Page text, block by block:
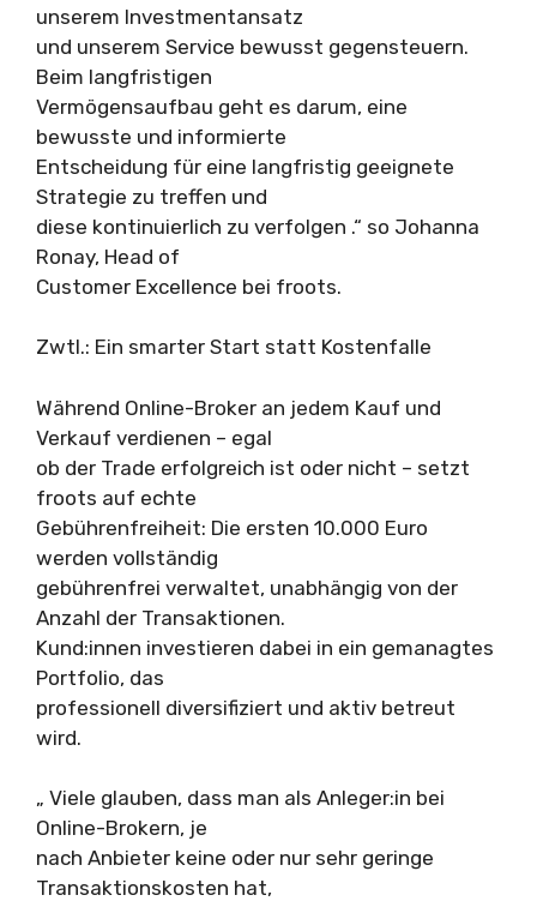
unserem Investmentansatz
und unserem Service bewusst gegensteuern.
Beim langfristigen
Vermögensaufbau geht es darum, eine
bewusste und informierte
Entscheidung für eine langfristig geeignete
Strategie zu treffen und
diese kontinuierlich zu verfolgen .“ so Johanna
Ronay, Head of
Customer Excellence bei froots.
Zwtl.: Ein smarter Start statt Kostenfalle
Während Online-Broker an jedem Kauf und
Verkauf verdienen – egal
ob der Trade erfolgreich ist oder nicht – setzt
froots auf echte
Gebührenfreiheit: Die ersten 10.000 Euro
werden vollständig
gebührenfrei verwaltet, unabhängig von der
Anzahl der Transaktionen.
Kund:innen investieren dabei in ein gemanagtes
Portfolio, das
professionell diversifiziert und aktiv betreut
wird.
„ Viele glauben, dass man als Anleger:in bei
Online-Brokern, je
nach Anbieter keine oder nur sehr geringe
Transaktionskosten hat,